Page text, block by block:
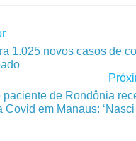
1.025 novos casos de
paciente de Rondônia
Covid em Manaus: ‘Nasci